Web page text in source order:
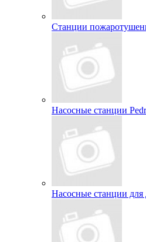
Станции
Насосные станции
Насосные станции для